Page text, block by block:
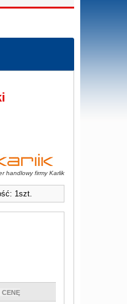
handlowy firmy Karlik
1szt.